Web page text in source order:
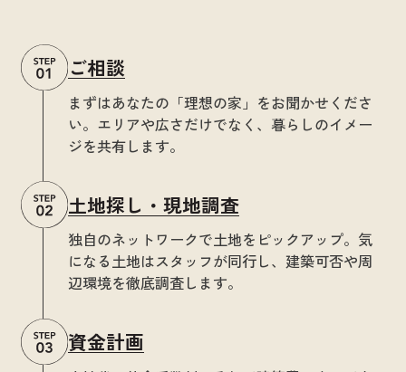
ご相談
まずはあなたの「理想の家」をお聞かせくださ
い。エリアや広さだけでなく、暮らしのイメー
ジを共有します。
土地探し・現地調査
独自のネットワークで土地をピックアップ。気
になる土地はスタッフが同行し、建築可否や周
辺環境を徹底調査します。
資金計画